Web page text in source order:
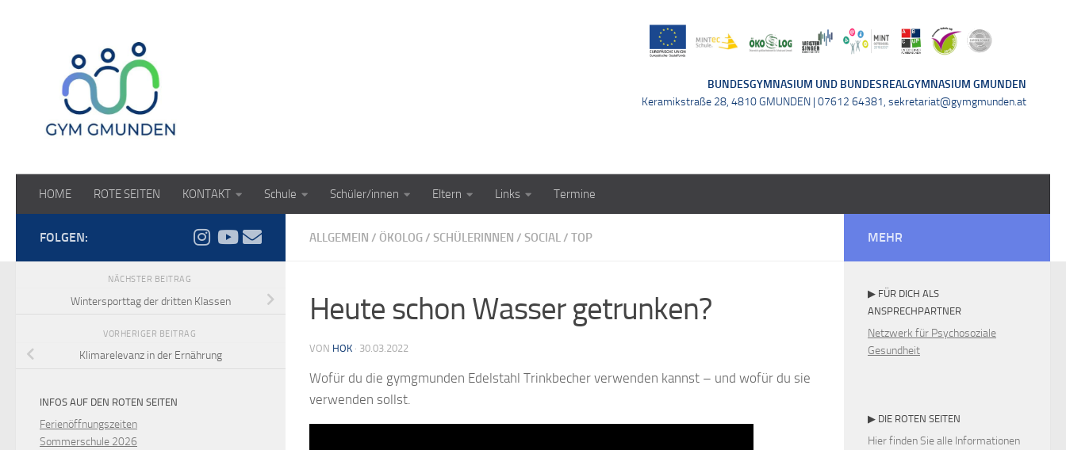
BUNDESGYMNASIUM UND BUNDESREALGYMNASIUM GMUNDEN
Keramikstraße 28, 4810 GMUNDEN | 07612 64381, sekretariat@gymgmunden.at
HOME ROTE SEITEN KONTAKT Schule Schüler/innen Eltern Links Termine
ALLGEMEIN / ÖKOLOG/ SCHÜLERINNEN / SOCIAL/ TOP
Heute schon Wasser getrunken?
VON HOK · 30.03.2022
Wofür du die gymgmunden Edelstahl Trinkbecher verwenden kannst – und wofür du sie
verwenden sollst.
FOLGEN:
NÄCHSTER BEITRAG
Wintersporttag der dritten Klassen
VORHERIGER BEITRAG
Klimarelevanz in der Ernährung
INFOS AUF DEN ROTEN SEITEN
Ferienöffnungszeiten
Sommerschule 2026
MEHR
▶ FÜR DICH ALS
ANSPRECHPARTNER
Netzwerk für Psychosoziale
Gesundheit
▶ DIE ROTEN SEITEN
Hier finden Sie alle Informationen